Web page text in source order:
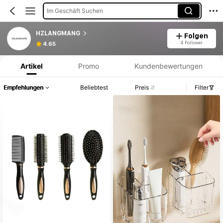
Im Geschäft Suchen
HZLANGMANG
4.65
Folgen
4 Follower
Produktinformation: Preisangabe, Verkaufs- und Lagerbestandsdetails.
Artikel Promo Kundenbewertungen
Empfehlungen Beliebtest Preis Filter